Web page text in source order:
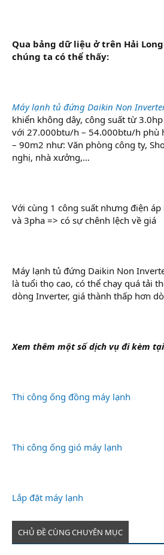
Qua bảng dữ liệu ở trên Hải
chúng ta có thể thấy:
Máy lạnh tủ đứng Daikin Non
khiển không dây, công suất từ
với 27.000btu/h – 54.000btu/h phù
– 90m2 như: Văn phòng công ty,
nghị, nhà xưởng,…
Với cùng 1 công suất nhưng điện
và 3pha => có sự chênh lệch về giá
Máy lạnh tủ đứng Daikin Non
là tuổi thọ cao, có thể chạy quá tải
dòng Inverter, giá thành thấp hơn
Xem thêm một số dịch vụ đi kèm
Thi công ống đồng máy lạnh
Thi công ống gió máy lạnh
Lắp đặt máy lạnh
CHỦ ĐỀ CÙNG CHUYÊN MỤC